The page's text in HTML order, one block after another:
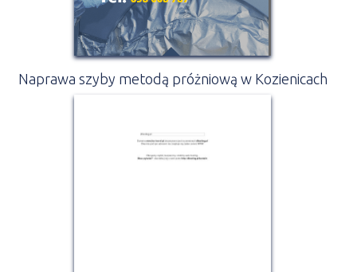
Naprawa szyby metodą próżniową w Kozienicach